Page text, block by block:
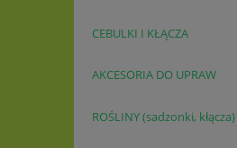
CEBULKI I KŁĄCZA
AKCESORIA DO UPRAW
ROŚLINY (sadzonki, kłącza)